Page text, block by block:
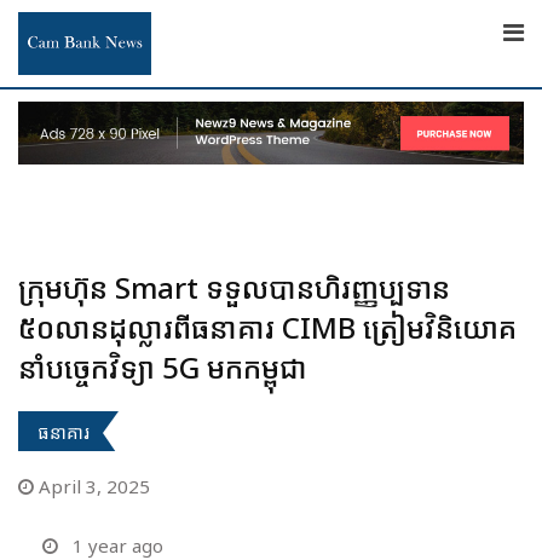
Skip
content
ក្រុមហ៊ុន Smart ទទួលបានហិរញ្ញប្បទាន
៥០លានដុល្លារពីធនាគារ CIMB ត្រៀមវិនិយោគ
នាំបច្ចេកវិទ្យា 5G មកកម្ពុជា
ធនាគារ
April 3, 2025
1 year ago